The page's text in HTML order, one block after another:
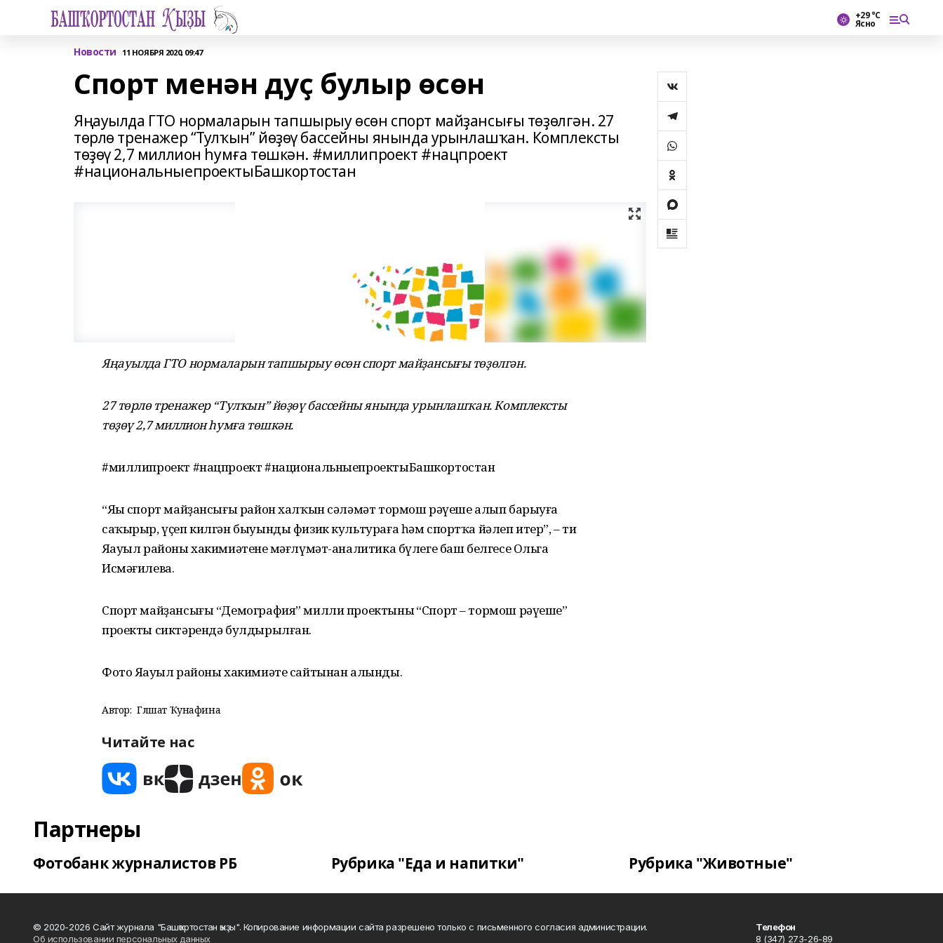
+29 °С
Ясно
Новости 11 НОЯБРЯ 2020, 09:47
Спорт менән дуҫ булыр өсөн
Яңауылда ГТО нормаларын тапшырыу өсөн спорт майҙансығы төҙөлгән. 27
төрлө тренажер “Тулҡын” йөҙөү бассейны янында урынлашҡан. Комплексты
төҙөү 2,7 миллион һумға төшкән. #миллипроект #нацпроект
#национальныепроектыБашкортостан
Яңауылда ГТО нормаларын тапшырыу өсөн спорт майҙансығы төҙөлгән.
27 төрлө тренажер “Тулҡын” йөҙөү бассейны янында урынлашҡан. Комплексты
төҙөү 2,7 миллион һумға төшкән.
#миллипроект #нацпроект #национальныепроектыБашкортостан
“Яңы спорт майҙансығы район халҡын сәләмәт тормош рәүеше алып барыуға
саҡырыр, үҫеп килгән быуынды физик культураға һәм спортҡа йәлеп итер”, – ти
Яңауыл районы хакимиәтенең мәғлүмәт-аналитика бүлеге баш белгесе Ольга
Исмәғилева.
Спорт майҙансығы “Демография” милли проектының “Спорт – тормош рәүеше”
проекты сиктәрендә булдырылған.
Фото Яңауыл районы хакимиәте сайтынан алынды.
Автор: Гөлшат Ҡунафина
Читайте нас
Партнеры
Фотобанк журналистов РБ Рубрика "Еда и напитки" Рубрика "Животные"
© 2020-2026 Сайт журнала "Башҡортостан ҡыҙы". Копирование информации сайта разрешено только с письменного согласия администрации.
Об использовании персональных данных
Телефон
8 (347) 273-26-89